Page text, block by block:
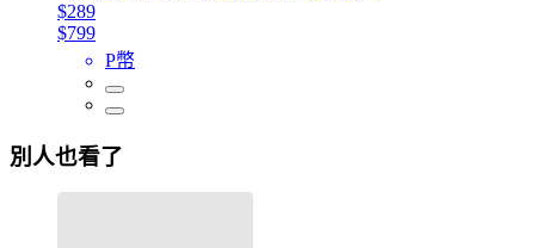
$289
$799
P幣
別人也看了